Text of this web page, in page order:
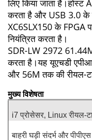
लिए किया जाता है।होस्ट
करता है और USB 3.0 के
XC6SLX150 के FPGA
नियंत्रित करता है।
SDR-LW 2972
करता है।यह यूएचडी
और 56M तक की रीयल-
मुख्य विशेषता
i7 प्रोसेसर, Linux रीयल-
बाहरी घड़ी संदर्भ और